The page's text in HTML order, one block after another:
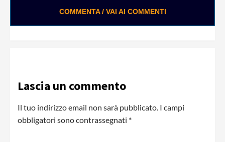
COMMENTA / VAI AI COMMENTI
Lascia un commento
Il tuo indirizzo email non sarà pubblicato. I campi
obbligatori sono contrassegnati *